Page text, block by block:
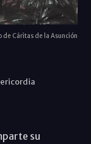
de Cáritas de la Asunción
su